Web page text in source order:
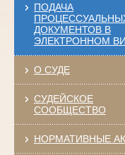
ПОДАЧА
ДОКУМЕНТОВ В
ЭЛЕКТРОННОМ
О СУДЕ
СУДЕЙСКОЕ
СООБЩЕСТВО
НОРМАТИВНЫЕ